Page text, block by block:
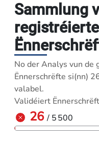
Sammlung
No der Analys vun de
Ënnerschrëfte si(nn)
valabel.
Validéiert
26 / 5 500